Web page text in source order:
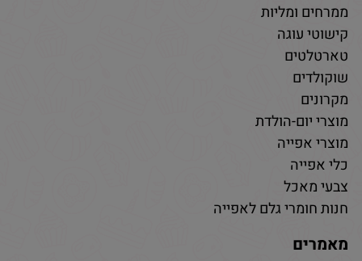
ממרחים ומליות
קישוטי עוגה
טארטלטים
שוקולדים
מקרונים
מוצרי יום-הולדת
מוצרי אפייה
כלי אפייה
צבעי מאכל
חנות חומרי גלם לאפייה
מאמרים